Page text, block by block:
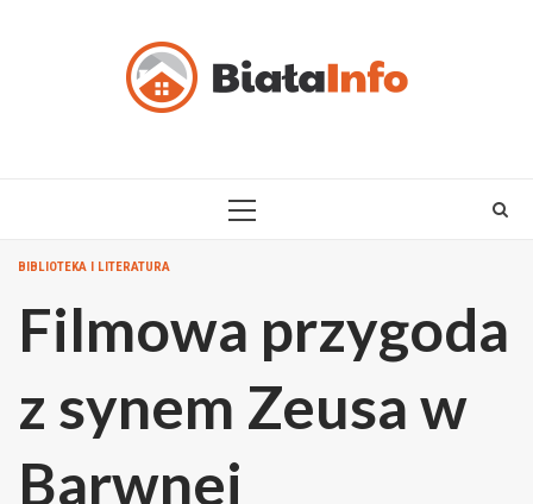
PRIMARY
BIBLIOTEKA I LITERATURA
Filmowa przygoda
z synem Zeusa w
Barwnej